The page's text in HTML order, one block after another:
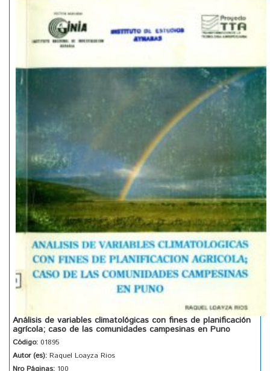
Análisis de variables climatológicas con fines de planificación
agrícola; caso de las comunidades campesinas en Puno
Código: 01895
Autor (es): Raquel Loayza Rios